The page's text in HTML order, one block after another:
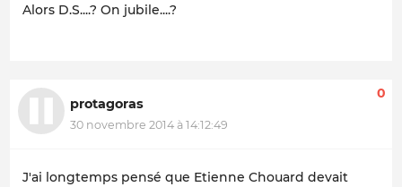
Alors D.S....? On jubile....?
protagoras
30 novembre 2014 à 14:12:49
0
J'ai longtemps pensé que Etienne Chouard devait